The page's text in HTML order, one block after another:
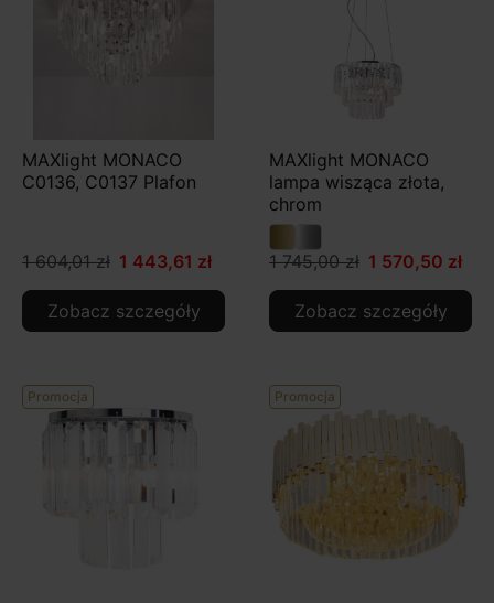
MAXlight MONACO
C0136, C0137 Plafon
1 604,01 zł 1 443,61 zł
Zobacz szczegóły
MAXlight MONACO
lampa wisząca złota,
chrom
1 745,00 zł 1 570,50 zł
Zobacz szczegóły
Promocja Promocja